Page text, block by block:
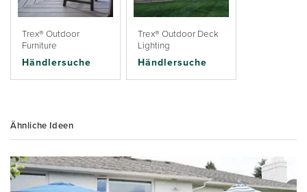
Trex® Outdoor
Furniture
Händlersuche
Trex® Outdoor Deck
Lighting
Händlersuche
Ähnliche Ideen